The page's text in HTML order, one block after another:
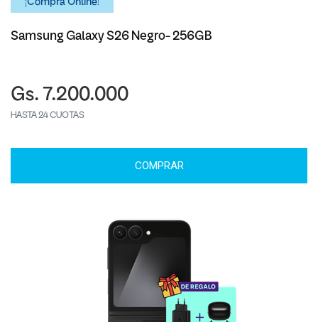
¡Comprá Online!
Samsung Galaxy S26 Negro- 256GB
Gs. 7.200.000
HASTA 24 CUOTAS
COMPRAR